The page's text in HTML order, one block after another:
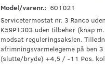
Model/varenr.: 601021
Servicetermostat nr. 3 Ranco
K59P1303 uden tilbehør (knap
modsat reguleringsakslen.
afrimningsvarmelegeme på ben
(slutte/bryde) +4,5 / -11 Pos.